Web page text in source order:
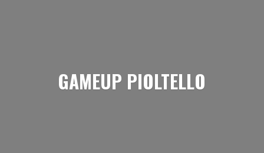
GAMEUP PIOLTELLO